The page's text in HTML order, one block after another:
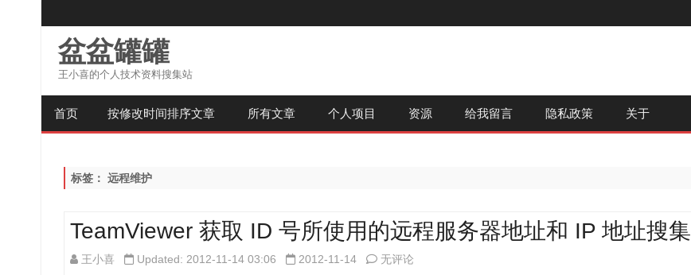
盆盆罐罐
王小喜的个人技术资料搜集站
至
首页 按修改时间排序文章 所有文章 个人项目 资源 给我留言 隐私政策 关于
标签： 远程维护
TeamViewer 获取 ID 号所使用的远程服务器地址和 IP 地址搜集
王小喜 Updated: 2012-11-14 03:06 2012-11-14 TeamViewer
无评论